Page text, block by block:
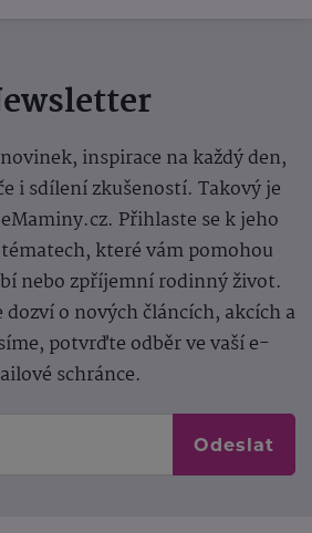
inspirace na každý den,
i sdílení zkušeností. Takový je
Přihlaste se k jeho
které vám pomohou
nebo zpříjemní rodinný život.
o nových článcích, akcích a
potvrďte odběr ve vaší e-
schránce.
Odeslat